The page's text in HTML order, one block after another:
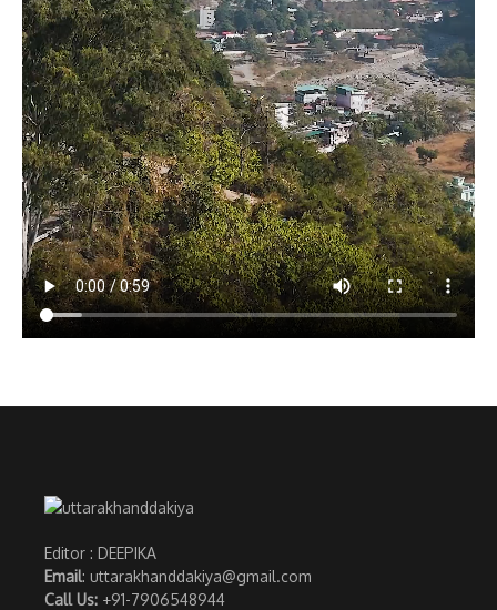
Editor : DEEPIKA
Email: uttarakhanddakiya@gmail.com
Call Us: +91-7906548944